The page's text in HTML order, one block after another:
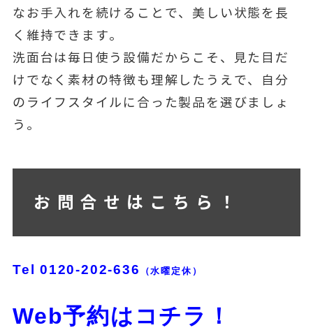
なお手入れを続けることで、美しい状態を長
く維持できます。
洗面台は毎日使う設備だからこそ、見た目だ
けでなく素材の特徴も理解したうえで、自分
のライフスタイルに合った製品を選びましょ
う。
お問合せはこちら！
Tel0120-202-636 （水曜定休）
Web予約はコチラ！